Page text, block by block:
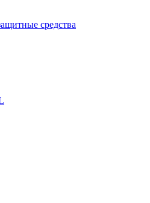
средства